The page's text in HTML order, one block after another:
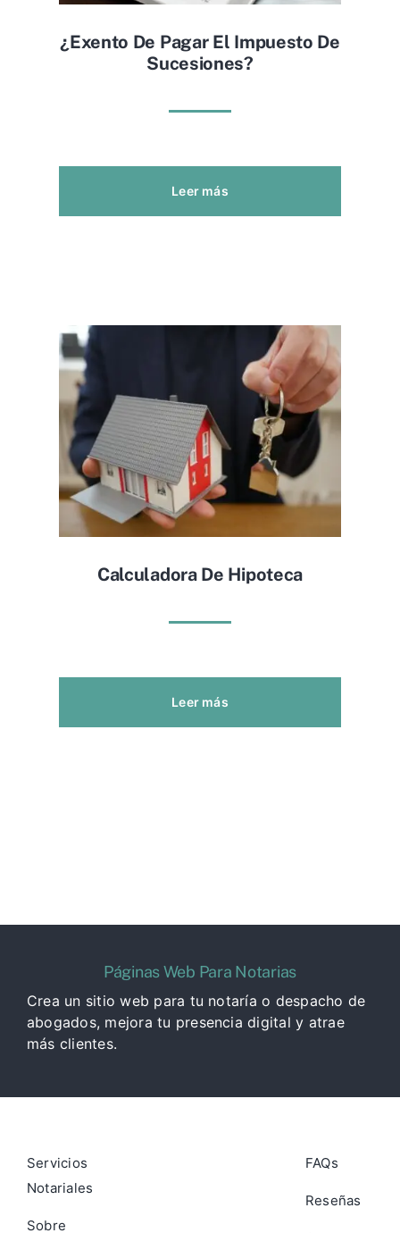
¿exento De Pagar El Impuesto De
Sucesiones?
Leer más
Calculadora De Hipoteca
Leer más
Páginas Web Para Notarias
Crea un sitio web para tu notaría o despacho de
abogados, mejora tu presencia digital y atrae
más clientes.
Servicios
Notariales
Sobre
FAQs
Reseñas